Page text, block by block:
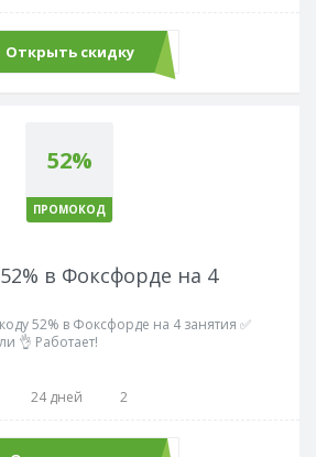
Открыть скидку
52%
ПРОМОКОД
в Фоксфорде на 4
52% в Фоксфорде на 4 занятия ✅
👌 Работает!
24 дней 2